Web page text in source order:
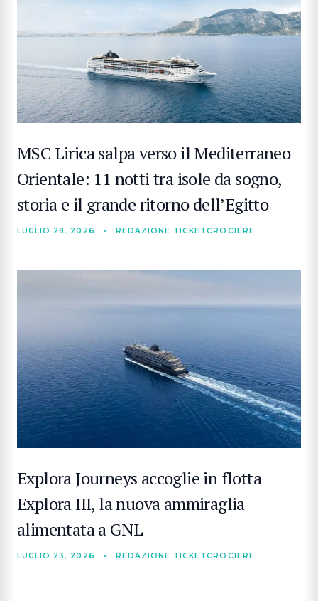
MSC Lirica salpa verso il Mediterraneo
Orientale: 11 notti tra isole da sogno,
storia e il grande ritorno dell’Egitto
LUGLIO 28, 2026 • REDAZIONE TICKETCROCIERE
Explora Journeys accoglie in flotta
Explora III, la nuova ammiraglia
alimentata a GNL
LUGLIO 23, 2026 • REDAZIONE TICKETCROCIERE